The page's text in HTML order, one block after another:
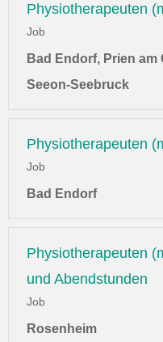
Physiotherapeuten
Job
Bad Endorf, Prien
Seeon-Seebruck
Physiotherapeuten
Job
Bad Endorf
Physiotherapeuten
und Abendstunden
Job
Rosenheim